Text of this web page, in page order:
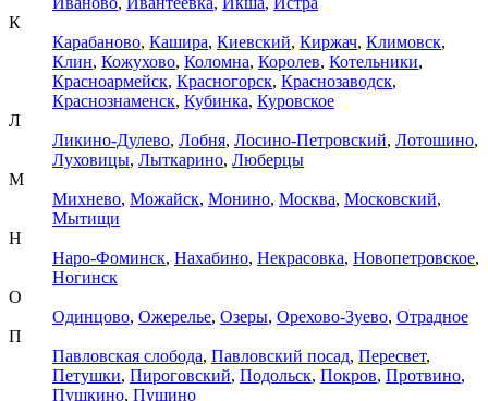
К
Карабаново, Кашира, Киевский, Киржач, Климовск,
Клин, Кожухово, Коломна, Королев, Котельники,
Красноармейск, Красногорск, Краснозаводск,
Краснознаменск, Кубинка, Куровское
Л
Ликино-Дулево, Лобня, Лосино-Петровский, Лотошино,
Луховицы, Лыткарино, Люберцы
М
Михнево, Можайск, Монино, Москва, Московский,
Мытищи
Н
Наро-Фоминск, Нахабино, Некрасовка, Новопетровское,
Ногинск
О
Одинцово, Ожерелье, Озеры, Орехово-Зуево, Отрадное
П
Павловская слобода, Павловский посад, Пересвет,
Петушки, Пироговский, Подольск, Покров, Протвино,
Пушкино, Пущино